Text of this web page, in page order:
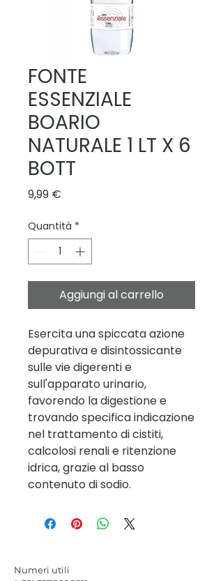
FONTE
ESSENZIALE
BOARIO
NATURALE 1 LT X 6
BOTT
9,99 €
Quantità *
Aggiungi al carrello
Esercita una spiccata azione
depurativa e disintossicante
sulle vie digerenti e
sull'apparato urinario,
favorendo la digestione e
trovando specifica indicazione
nel trattamento di cistiti,
calcolosi renali e ritenzione
idrica, grazie al basso
contenuto di sodio.
Numeri utili